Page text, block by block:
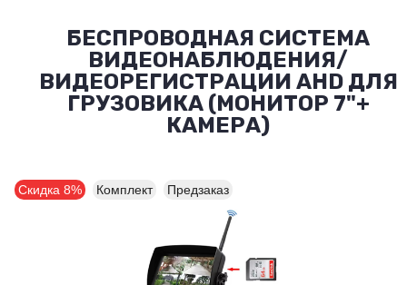
БЕСПРОВОДНАЯ СИСТЕМА
ВИДЕОНАБЛЮДЕНИЯ/
ВИДЕОРЕГИСТРАЦИИ AHD ДЛЯ
ГРУЗОВИКА (МОНИТОР 7"+
КАМЕРА)
Скидка 8% Комплект Предзаказ